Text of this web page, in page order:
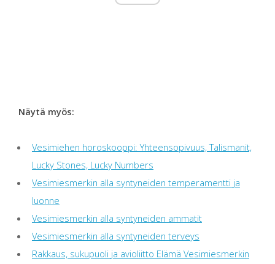
Näytä myös:
Vesimiehen horoskooppi: Yhteensopivuus, Talismanit,
Lucky Stones, Lucky Numbers
Vesimiesmerkin alla syntyneiden temperamentti ja
luonne
Vesimiesmerkin alla syntyneiden ammatit
Vesimiesmerkin alla syntyneiden terveys
Rakkaus, sukupuoli ja avioliitto Elämä Vesimiesmerkin